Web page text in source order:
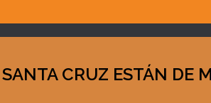
CRUZ ESTÁN DE